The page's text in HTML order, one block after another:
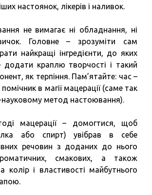
настоянок, лікерів і наливок.
не вимагає ні обладнання, ні
Головне – зрозуміти сам
найкращі інгредієнти, до яких
додати краплю творчості і такий
як терпіння. Пам’ятайте: час –
в магії мацерації (саме так
науковому метод настоювання).
мацерації – домогтися, щоб
або спирт) увібрав в себе
речовин з доданих до нього
ароматичних, смакових, а також
колір і властивості майбутнього